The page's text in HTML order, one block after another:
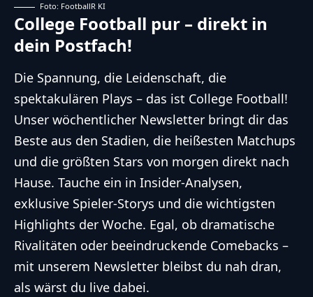
Foto: FootballR KI
College Football pur – direkt in
dein Postfach!
Die Spannung, die Leidenschaft, die
spektakulären Plays – das ist College Football!
Unser wöchentlicher Newsletter bringt dir das
Beste aus den Stadien, die heißesten Matchups
und die größten Stars von morgen direkt nach
Hause. Tauche ein in Insider-Analysen,
exklusive Spieler-Storys und die wichtigsten
Highlights der Woche. Egal, ob dramatische
Rivalitäten oder beeindruckende Comebacks –
mit unserem Newsletter bleibst du nah dran,
als wärst du live dabei.